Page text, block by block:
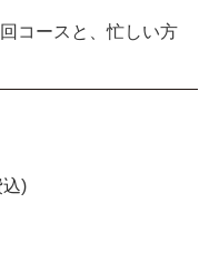
コースと、忙しい方
込)